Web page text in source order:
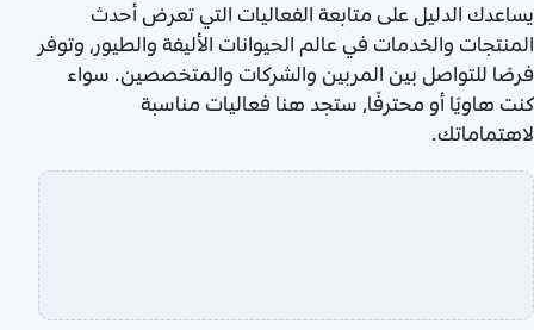
يساعدك الدليل على متابعة الفعاليات التي تعرض أحدث
المنتجات والخدمات في عالم الحيوانات الأليفة والطيور، وتوفر
فرصًا للتواصل بين المربين والشركات والمتخصصين. سواء
كنت هاويًا أو محترفًا، ستجد هنا فعاليات مناسبة
لاهتماماتك.